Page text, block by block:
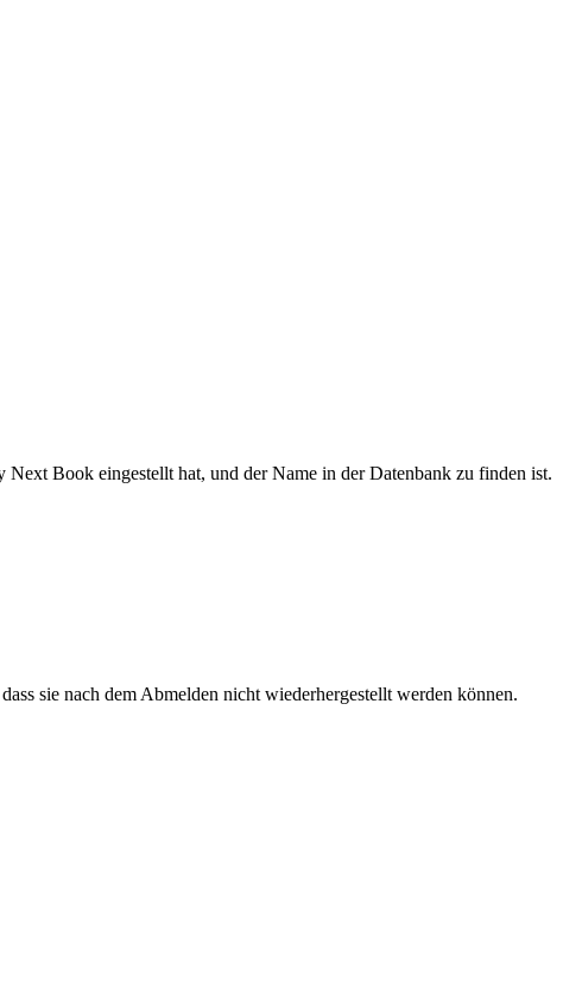
Book eingestellt hat, und der Name in der Datenbank zu finden ist.
sie nach dem Abmelden nicht wiederhergestellt werden können.